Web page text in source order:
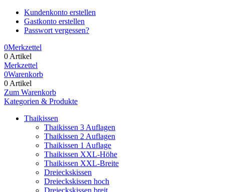
Kundenkonto erstellen
Gastkonto erstellen
Passwort vergessen?
0Merkzettel
0 Artikel
Merkzettel
0Warenkorb
0 Artikel
Zum Warenkorb
Kategorien & Produkte
Thaikissen
Thaikissen 3 Auflagen
Thaikissen 2 Auflagen
Thaikissen 1 Auflage
Thaikissen XXL-Höhe
Thaikissen XXL-Breite
Dreieckskissen
Dreieckskissen hoch
Dreieckskissen breit